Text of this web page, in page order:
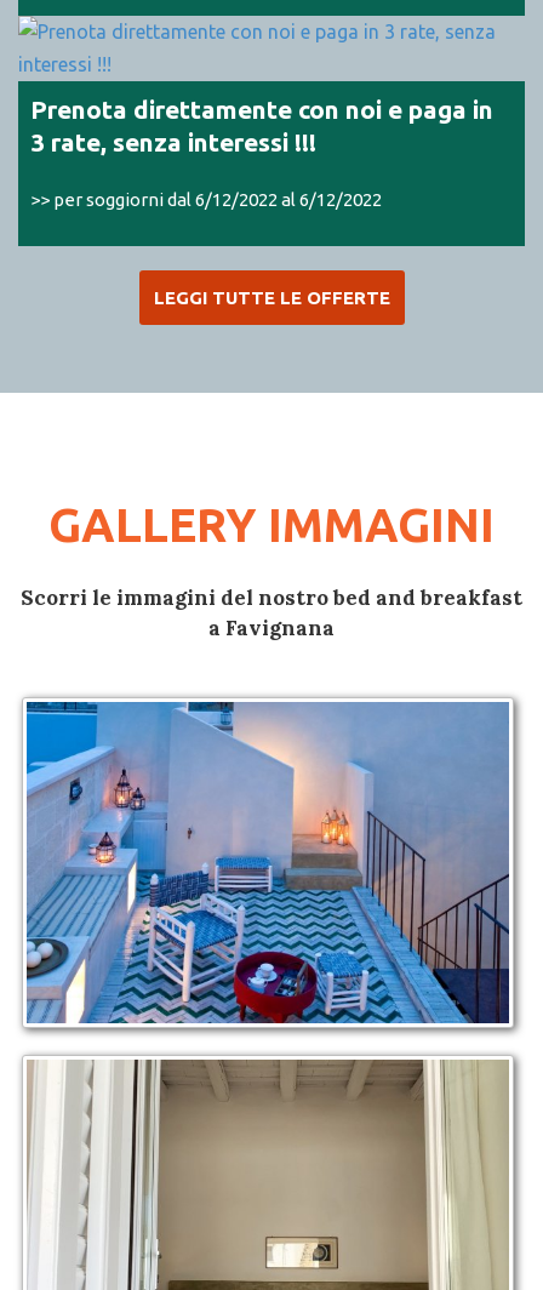
Prenota direttamente con noi e paga in
3 rate, senza interessi !!!
>> per soggiorni dal 6/12/2022 al 6/12/2022
LEGGI TUTTE LE OFFERTE
GALLERY IMMAGINI
Scorri le immagini del nostro bed and breakfast
a Favignana